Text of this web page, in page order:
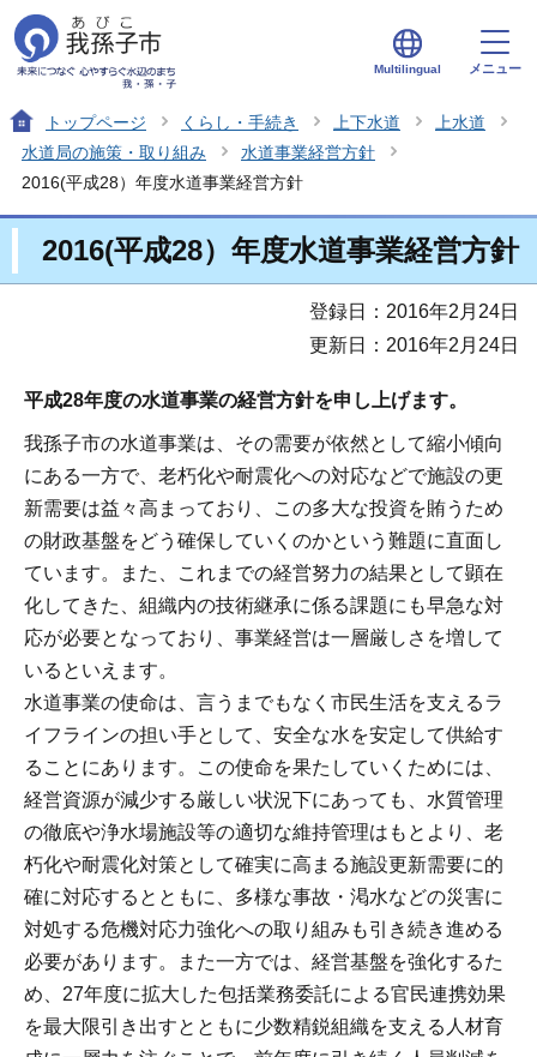
Multilingual メニュー
トップページ くらし・手続き 上下水道
上水道
水道局の施策・取り組み
水道事業経営方針
2016(平成28）年度水道事業経営方針
2016(平成28）年度水道事業経営方針
登録日：2016年2月24日
更新日：2016年2月24日
平成28年度の水道事業の経営方針を申し上げます。
我孫子市の水道事業は、その需要が依然として縮小傾向
にある一方で、老朽化や耐震化への対応などで施設の更
新需要は益々高まっており、この多大な投資を賄うため
の財政基盤をどう確保していくのかという難題に直面し
ています。また、これまでの経営努力の結果として顕在
化してきた、組織内の技術継承に係る課題にも早急な対
応が必要となっており、事業経営は一層厳しさを増して
いるといえます。
水道事業の使命は、言うまでもなく市民生活を支えるラ
イフラインの担い手として、安全な水を安定して供給す
ることにあります。この使命を果たしていくためには、
経営資源が減少する厳しい状況下にあっても、水質管理
の徹底や浄水場施設等の適切な維持管理はもとより、老
朽化や耐震化対策として確実に高まる施設更新需要に的
確に対応するとともに、多様な事故・渇水などの災害に
対処する危機対応力強化への取り組みも引き続き進める
必要があります。また一方では、経営基盤を強化するた
め、27年度に拡大した包括業務委託による官民連携効果
を最大限引き出すとともに少数精鋭組織を支える人材育